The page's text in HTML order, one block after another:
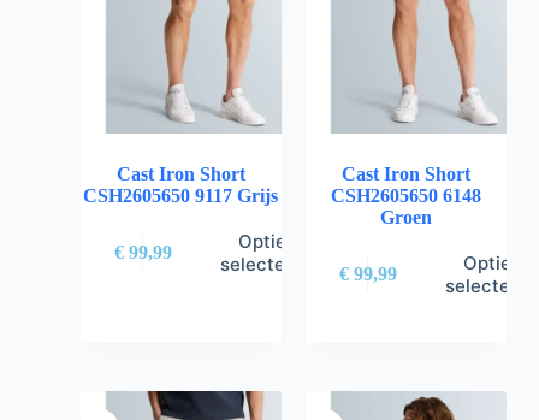
Cast Iron Short
CSH2605650 9117 Grijs
€99,99
Opties
selecteren
Cast Iron Short
CSH2605650 6148
Groen
€99,99
Opties
selecteren